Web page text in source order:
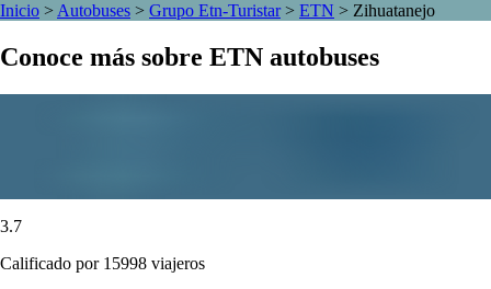
Inicio > Autobuses > Grupo Etn-Turistar> ETN > Zihuatanejo
Conoce más sobre ETN autobuses
3.7
Calificado por 15998 viajeros